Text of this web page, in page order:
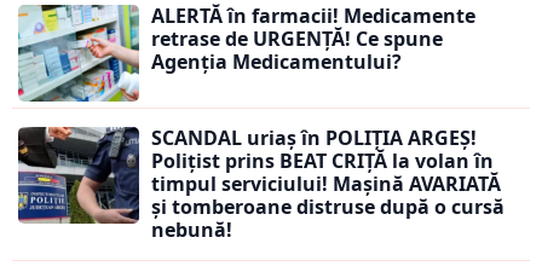
ALERTĂ în farmacii! Medicamente
retrase de URGENȚĂ! Ce spune
Agenția Medicamentului?
SCANDAL uriaș în POLIȚIA ARGEȘ!
Polițist prins BEAT CRIȚĂ la volan în
timpul serviciului! Mașină AVARIATĂ
și tomberoane distruse după o cursă
nebună!